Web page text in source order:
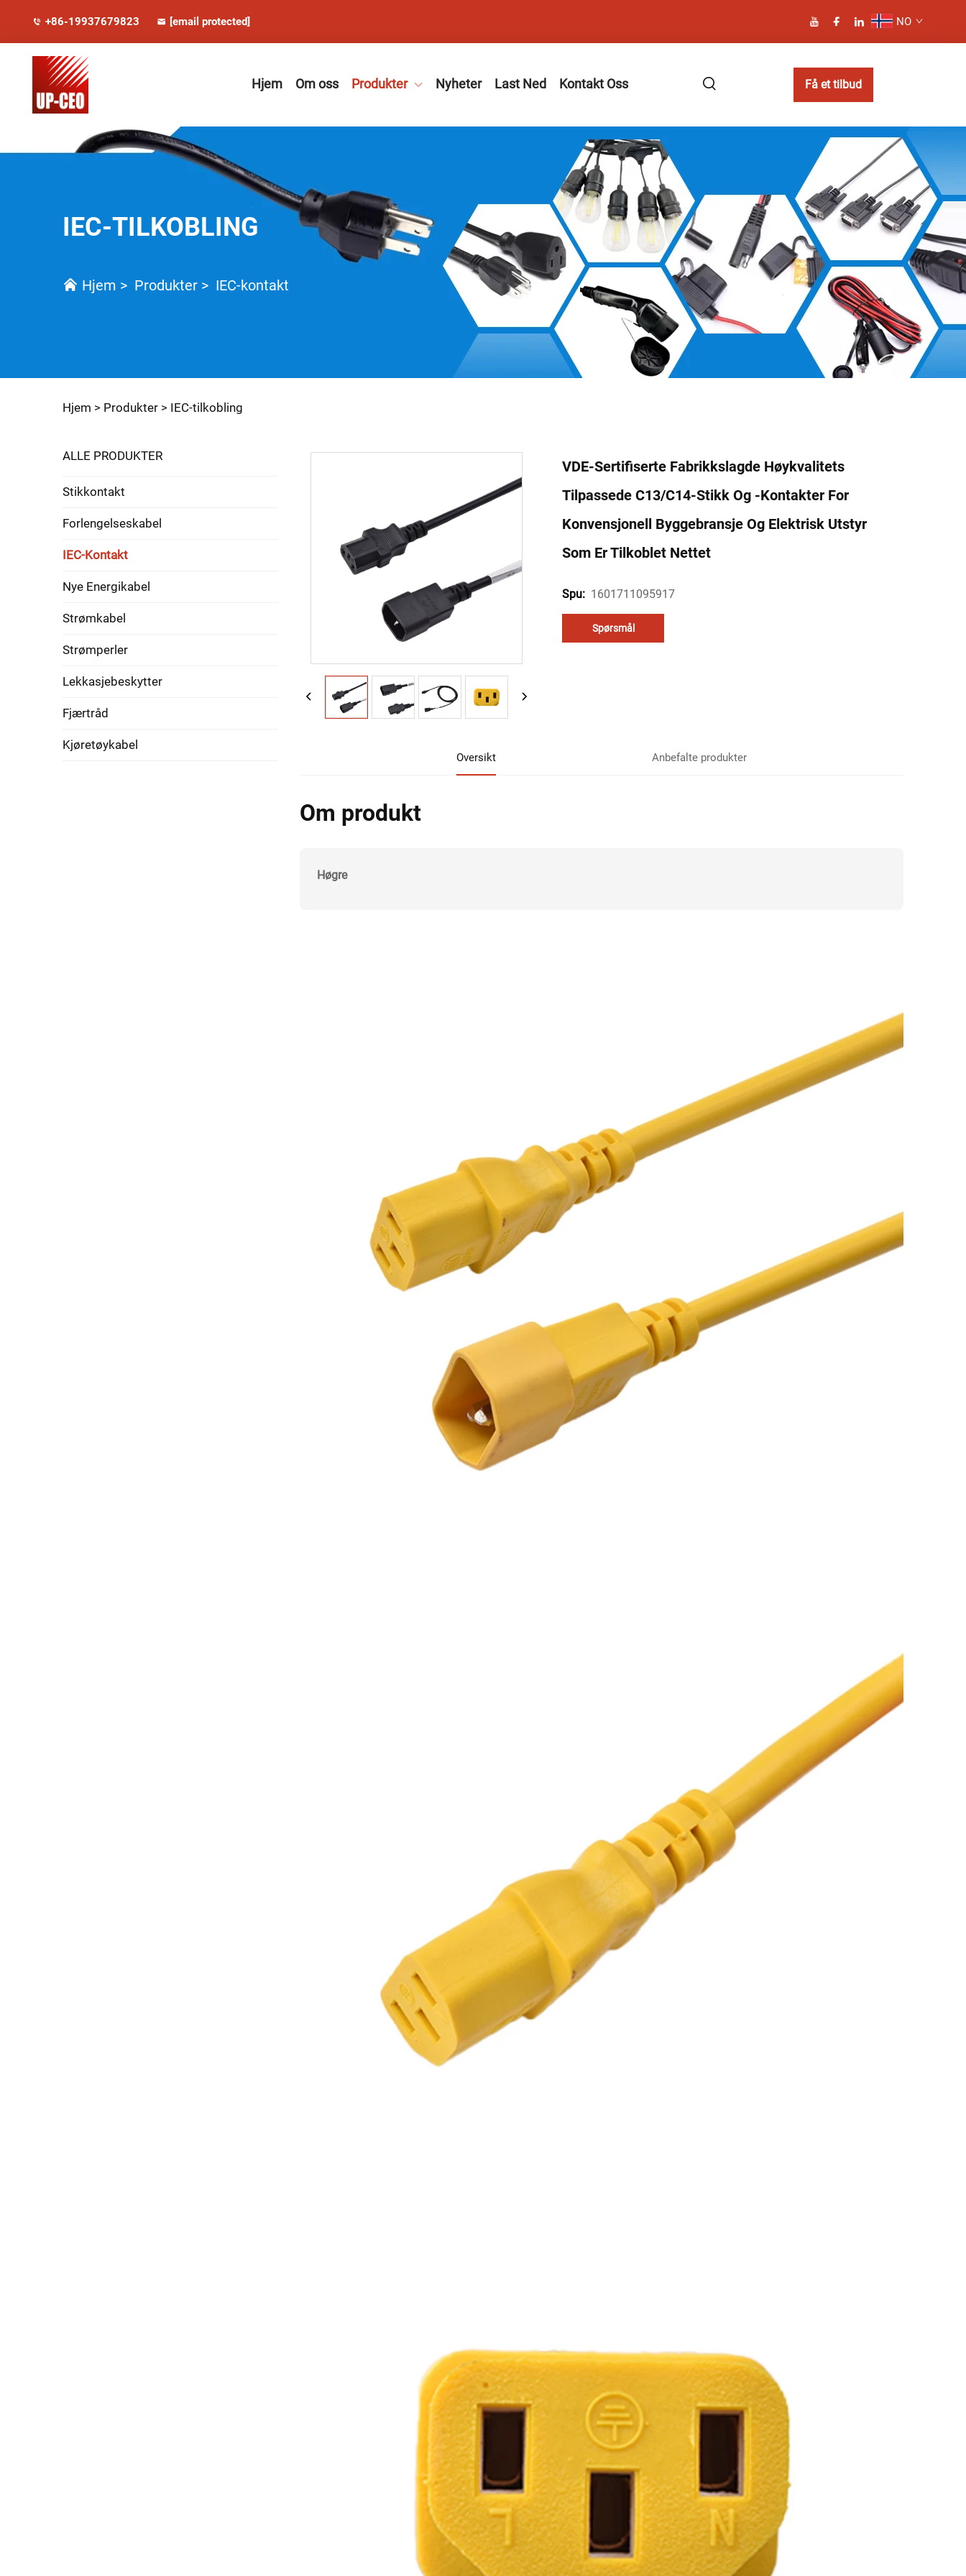
+86-19937679823 [email protected] NO
Hjem Om oss Produkter Nyheter Last Ned Kontakt Oss Få et tilbud
IEC-TILKOBLING
Hjem > Produkter > IEC-kontakt
Hjem > Produkter > IEC-tilkobling
ALLE PRODUKTER
Stikkontakt
Forlengelseskabel
IEC-Kontakt
Nye Energikabel
Strømkabel
Strømperler
Lekkasjebeskytter
Fjærtråd
Kjøretøykabel
VDE-Sertifiserte Fabrikkslagde Høykvalitets
Tilpassede C13/C14-Stikk Og -kontakter For
Konvensjonell Byggebransje Og Elektrisk Utstyr
Som Er Tilkoblet Nettet
Spu: 1601711095917
Spørsmål
Oversikt Anbefalte produkter
Om produkt
Høgre